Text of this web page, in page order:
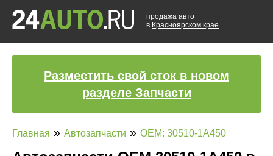
продажа авто
в Красноярском крае
Разместить свой сток в новом
разделе Запчасти
Главная » Автозапчасти » OEM: 30510-1A450